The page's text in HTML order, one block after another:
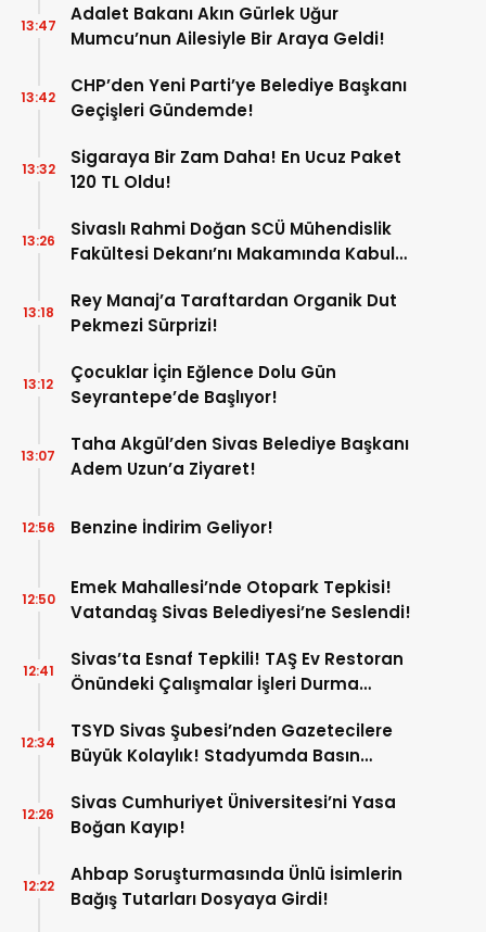
Adalet Bakanı Akın Gürlek Uğur
Mumcu’nun Ailesiyle Bir Araya Geldi!
13:47
CHP’den Yeni Parti’ye Belediye Başkanı
Geçişleri Gündemde!
13:42
Sigaraya Bir Zam Daha! En Ucuz Paket
120 TL Oldu!
13:32
Sivaslı Rahmi Doğan SCÜ Mühendislik
Fakültesi Dekanı’nı Makamında Kabul
13:26
Rey Manaj’a Taraftardan Organik Dut
Pekmezi Sürprizi!
13:18
Çocuklar İçin Eğlence Dolu Gün
Seyrantepe’de Başlıyor!
13:12
Taha Akgül’den Sivas Belediye Başkanı
Adem Uzun’a Ziyaret!
13:07
Benzine İndirim Geliyor!
12:56
Emek Mahallesi’nde Otopark Tepkisi!
Vatandaş Sivas Belediyesi’ne Seslendi!
12:50
Sivas’ta Esnaf Tepkili! TAŞ Ev Restoran
Önündeki Çalışmalar İşleri Durma
12:41
TSYD Sivas Şubesi’nden Gazetecilere
Büyük Kolaylık! Stadyumda Basın
12:34
Sivas Cumhuriyet Üniversitesi’ni Yasa
Boğan Kayıp!
12:26
Ahbap Soruşturmasında Ünlü İsimlerin
Bağış Tutarları Dosyaya Girdi!
12:22